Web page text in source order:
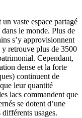
vaste espace partagé
le monde. Plus de
s’y approvisionnent
retrouve plus de 3500
Cependant,
dense et la forte
continuent de
leur quantité
lacs commandent que
se dotent d’une
usages.